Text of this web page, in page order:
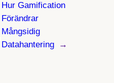
Hur Gamification
Förändrar
Mångsidig
Datahantering
→